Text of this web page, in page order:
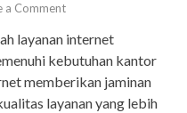
a Comment
layanan internet
kebutuhan kantor
memberikan jaminan
layanan yang lebih